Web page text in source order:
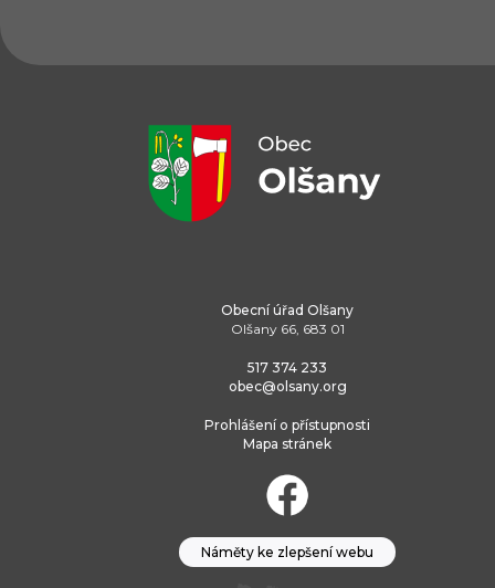
Obecní úřad Olšany
Olšany 66, 683 01
517 374 233
obec@olsany.org
Prohlášení o přístupnosti
Mapa stránek
Náměty ke zlepšení webu